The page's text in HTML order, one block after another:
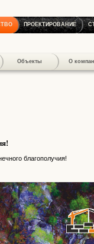
ПРОЕКТИРОВАНИЕ
Объекты О
благополучия!